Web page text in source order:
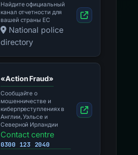
Найдите официальный
канал отчетности для
вашей страны ЕС
National police
directory
«Action Fraud»
Сообщайте о
мошенничестве и
киберпреступлениях в
Англии, Уэльсе и
Северной Ирландии
Contact centre
0300 123 2040